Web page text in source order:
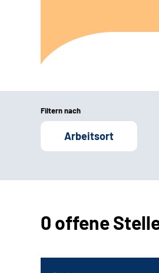
Filtern nach
Arbeitsort
0 offene